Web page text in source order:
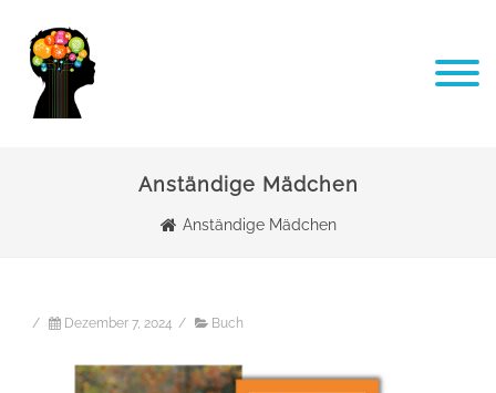
Anständige Mädchen
Anständige Mädchen
/ Dezember 7, 2024 / Buch